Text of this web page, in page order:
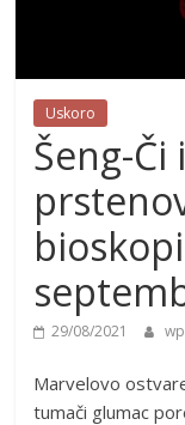
Uskoro
Šeng-
29/08/2021
Marvelovo
tumači glumac